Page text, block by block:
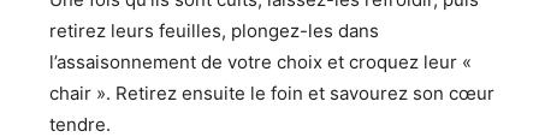
retirez leurs feuilles, plongez-les dans
l’assaisonnement de votre choix et croquez leur «
chair ». Retirez ensuite le foin et savourez son cœur
tendre.